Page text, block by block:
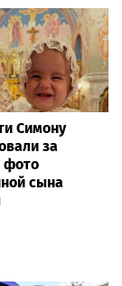
Симону
за
фото
сына